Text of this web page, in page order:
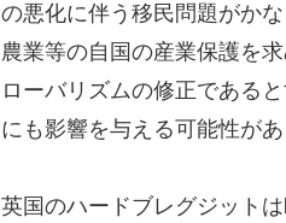
の悪化に伴う移民問題がか
農業等の自国の産業保護を
ローバリズムの修正である
にも影響を与える可能性があ
英国のハードブレグジット